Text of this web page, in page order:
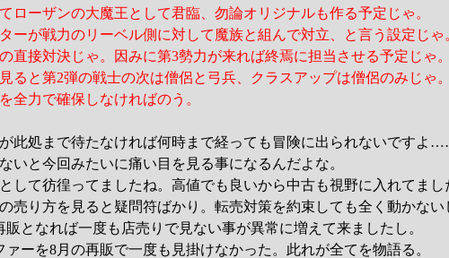
ローザンの大魔王として君臨、勿論オリジナルも作る予定じゃ。
ーが戦力のリーベル側に対して魔族と組んで対立、と言う設定じゃ
直接対決じゃ。因みに第3勢力が来れば終焉に担当させる予定じゃ。
ると第2弾の戦士の次は僧侶と弓兵、クラスアップは僧侶のみじゃ。
全力で確保しなければのう。
此処まで待たなければ何時まで経っても冒険に出られないですよ
いと今回みたいに痛い目を見る事になるんだよな。
して彷徨ってましたね。高値でも良いから中古も視野に入れてまし
売り方を見ると疑問符ばかり。転売対策を約束しても全く動かない
となれば一度も店売りで見ない事が異常に増えて来ましたし。
ーを8月の再販で一度も見掛けなかった。此れが全てを物語る。